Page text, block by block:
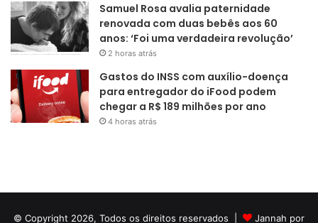
Samuel Rosa avalia paternidade
renovada com duas bebês aos 60
anos: ‘Foi uma verdadeira revolução’
2 horas atrás
Gastos do INSS com auxílio-doença
para entregador do iFood podem
chegar a R$ 189 milhões por ano
4 horas atrás
© Copyright 2026, Todos os direitos reservados | Jannah por